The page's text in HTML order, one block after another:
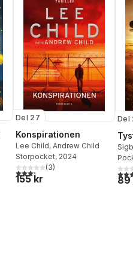
Del 27
Konspirationen
Lee Child, Andrew Child
Storpocket, 2024
3,3utav 5 stjärnor. Totalt antal
(3)
155 kr
Del
3,4
89